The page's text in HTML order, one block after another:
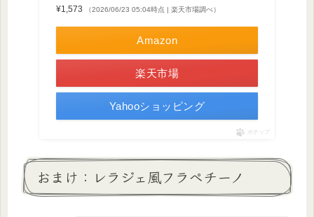
¥1,573 （2026/06/23 05:04時点 | 楽天市場調べ）
Amazon
楽天市場
Yahooショッピング
ポチップ
おまけ：レラジェ風フラペチーノ